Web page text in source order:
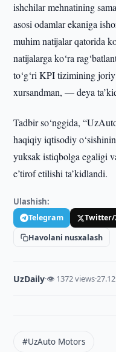
ishchilar mehnatining
asosi odamlar ekaniga
muhim natijalar qatorida
natijalarga ko‘ra
to‘g‘ri KPI tizimining
xursandman, — deya
Tadbir so‘nggida,
haqiqiy iqtisodiy
yuksak istiqbolga egaligi
e’tirof etilishi ta’kidlandi.
Ulashish:
Telegram Twitter/
Havolani nusxalash
UzDaily·👁 1372 views·
#UzAuto Motors